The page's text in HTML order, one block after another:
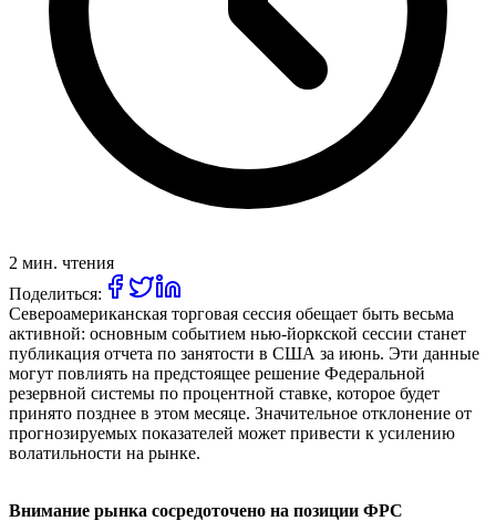
2 мин. чтения
Поделиться:
Североамериканская торговая сессия обещает быть весьма
активной: основным событием нью-йоркской сессии станет
публикация отчета по занятости в США за июнь. Эти данные
могут повлиять на предстоящее решение Федеральной
резервной системы по процентной ставке, которое будет
принято позднее в этом месяце. Значительное отклонение от
прогнозируемых показателей может привести к усилению
волатильности на рынке.
Внимание рынка сосредоточено на позиции ФРС